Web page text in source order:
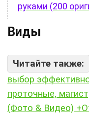
руками (200
Виды
Читайте также:
выбор
проточные,
(Фото & Видео)